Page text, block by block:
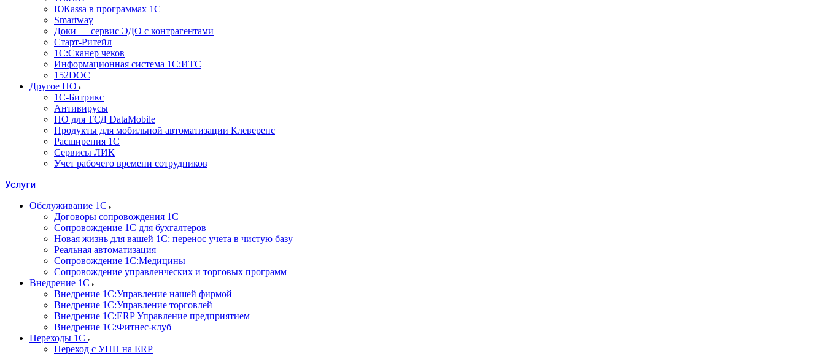
ЮКаssа в программах 1С
Smartway
Доки — сервис ЭДО с контрагентами
Старт-Ритейл
1С:Сканер чеков
Информационная система 1С:ИТС
152DOC
Другое ПО
1С-Битрикс
Антивирусы
ПО для ТСД DataMobile
Продукты для мобильной автоматизации Клеверенс
Расширения 1С
Сервисы ЛИК
Учет рабочего времени сотрудников
Услуги
Обслуживание 1С
Договоры сопровождения 1С
Сопровождение 1С для бухгалтеров
Новая жизнь для вашей 1С: перенос учета в чистую базу
Реальная автоматизация
Сопровождение 1С:Медицины
Сопровождение управленческих и торговых программ
Внедрение 1С
Внедрение 1С:Управление нашей фирмой
Внедрение 1С:Управление торговлей
Внедрение 1С:ERP Управление предприятием
Внедрение 1С:Фитнес-клуб
Переходы 1С
Переход с УПП на ERP